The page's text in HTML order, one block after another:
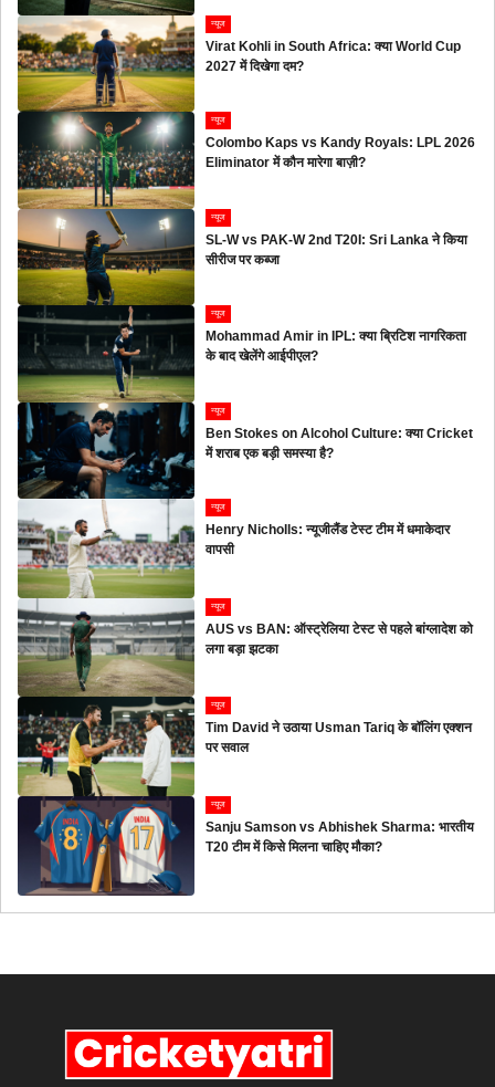
न्यूज
Virat Kohli in South Africa: क्या World Cup
2027 में दिखेगा दम?
न्यूज
Colombo Kaps vs Kandy Royals: LPL 2026
Eliminator में कौन मारेगा बाज़ी?
न्यूज
SL-W vs PAK-W 2nd T20I: Sri Lanka ने किया
सीरीज पर कब्जा
न्यूज
Mohammad Amir in IPL: क्या ब्रिटिश नागरिकता
के बाद खेलेंगे आईपीएल?
न्यूज
Ben Stokes on Alcohol Culture: क्या Cricket
में शराब एक बड़ी समस्या है?
न्यूज
Henry Nicholls: न्यूजीलैंड टेस्ट टीम में धमाकेदार
वापसी
न्यूज
AUS vs BAN: ऑस्ट्रेलिया टेस्ट से पहले बांग्लादेश को
लगा बड़ा झटका
न्यूज
Tim David ने उठाया Usman Tariq के बॉलिंग एक्शन
पर सवाल
न्यूज
Sanju Samson vs Abhishek Sharma: भारतीय
T20 टीम में किसे मिलना चाहिए मौका?